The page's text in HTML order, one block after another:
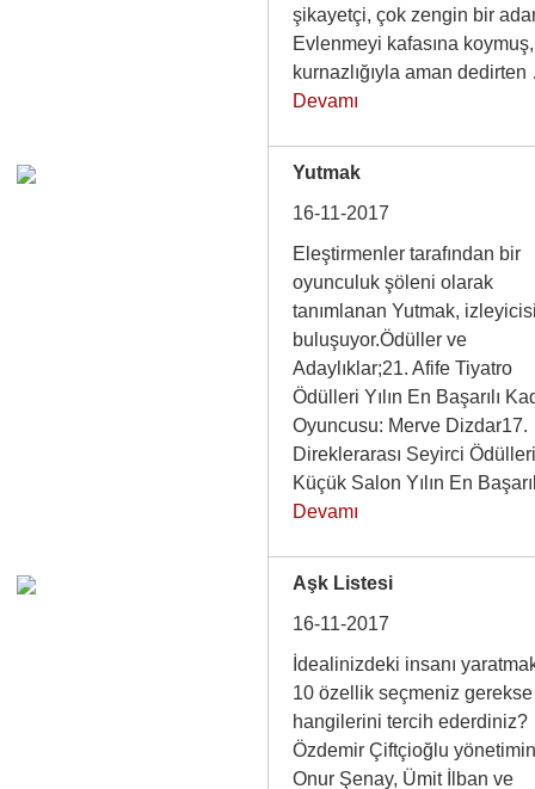
şikayetçi, çok zengin bir
Evlenmeyi kafasına koymuş,
kurnazlığıyla aman
Devamı
Yutmak
16-11-2017
Eleştirmenler tarafından bir
oyunculuk şöleni olarak
tanımlanan Yutmak,
buluşuyor.Ödüller ve
Adaylıklar;21. Afife Tiyatro
Ödülleri Yılın En Başarılı
Oyuncusu: Merve Dizdar17.
Direklerarası Seyirci
Küçük Salon Yılın En
Devamı
Aşk Listesi
16-11-2017
İdealinizdeki insanı
10 özellik seçmeniz gerekse
hangilerini tercih ederdiniz?
Özdemir Çiftçioğlu
Onur Şenay, Ümit İlban ve